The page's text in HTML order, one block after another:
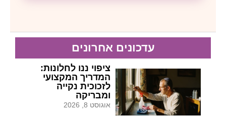
עדכונים אחרונים
ציפוי ננו לחלונות:
המדריך המקצועי
לזכוכית נקייה
ומבריקה
אוגוסט 8, 2026